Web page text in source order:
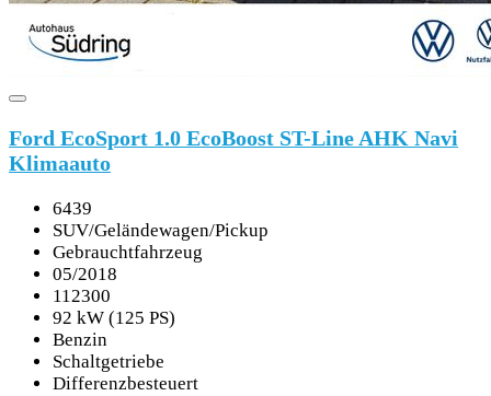
Ford EcoSport 1.0 EcoBoost ST-Line AHK Navi
Klimaauto
6439
SUV/Geländewagen/Pickup
Gebrauchtfahrzeug
05/2018
112300
92 kW (125 PS)
Benzin
Schaltgetriebe
Differenzbesteuert